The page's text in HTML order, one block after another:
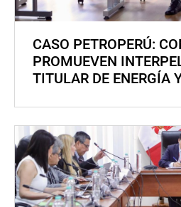
CASO PETROPERÚ:
PROMUEVEN
TITULAR DE ENERGÍA